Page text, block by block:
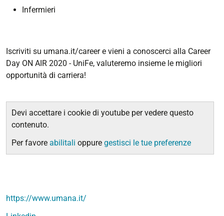
Infermieri
Iscriviti su umana.it/career e vieni a conoscerci alla Career
Day ON AIR 2020 - UniFe, valuteremo insieme le migliori
opportunità di carriera!
Devi accettare i cookie di youtube per vedere questo
contenuto.
Per favore abilitali oppure gestisci le tue preferenze
https://www.umana.it/